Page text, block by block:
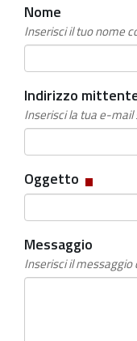
Nome
Inserisci il tuo nome
Indirizzo
Inserisci la tua e-
Oggetto Campo
Messaggio
Inserisci il messaggio